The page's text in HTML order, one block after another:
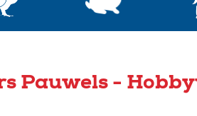
Pauwels -